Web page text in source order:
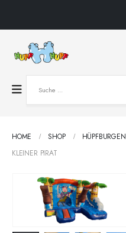
HOME SHOP HÜPFBURGEN
KLEINER PIRAT